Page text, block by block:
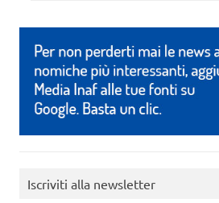
Iscriviti alla newsletter